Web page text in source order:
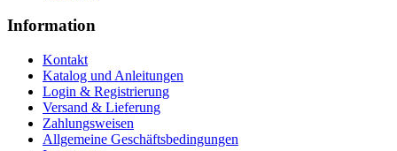
Information
Kontakt
Katalog und Anleitungen
Login & Registrierung
Versand & Lieferung
Zahlungsweisen
Allgemeine Geschäftsbedingungen